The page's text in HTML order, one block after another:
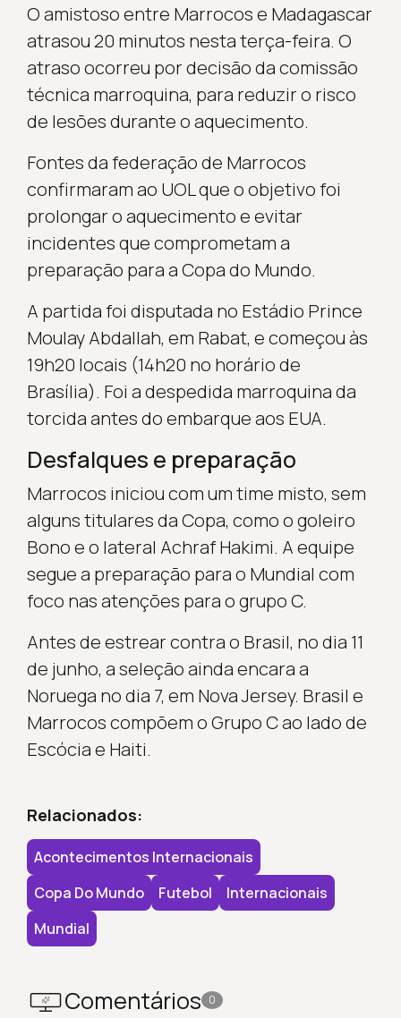
O amistoso entre Marrocos e Madagascar
atrasou 20 minutos nesta terça-feira. O
atraso ocorreu por decisão da comissão
técnica marroquina, para reduzir o risco
de lesões durante o aquecimento.
Fontes da federação de Marrocos
confirmaram ao UOL que o objetivo foi
prolongar o aquecimento e evitar
incidentes que comprometam a
preparação para a Copa do Mundo.
A partida foi disputada no Estádio Prince
Moulay Abdallah, em Rabat, e começou às
19h20 locais (14h20 no horário de
Brasília). Foi a despedida marroquina da
torcida antes do embarque aos EUA.
Desfalques e preparação
Marrocos iniciou com um time misto, sem
alguns titulares da Copa, como o goleiro
Bono e o lateral Achraf Hakimi. A equipe
segue a preparação para o Mundial com
foco nas atenções para o grupo C.
Antes de estrear contra o Brasil, no dia 11
de junho, a seleção ainda encara a
Noruega no dia 7, em Nova Jersey. Brasil e
Marrocos compõem o Grupo C ao lado de
Escócia e Haiti.
Relacionados:
Acontecimentos Internacionais
Copa Do Mundo
Futebol
Internacionais
Mundial
Comentários 0